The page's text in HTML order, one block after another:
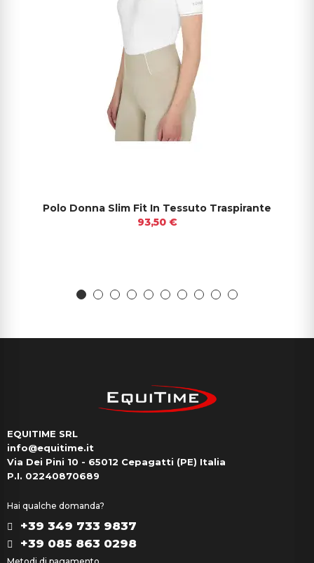
Polo Donna Slim Fit In Tessuto Traspirante
93,50 €
EQUITIME SRL
info@equitime.it
Via Dei Pini 10 - 65012 Cepagatti (PE) Italia
P.I. 02240870689
Hai qualche domanda?
+39 349 733 9837
+39 085 863 0298